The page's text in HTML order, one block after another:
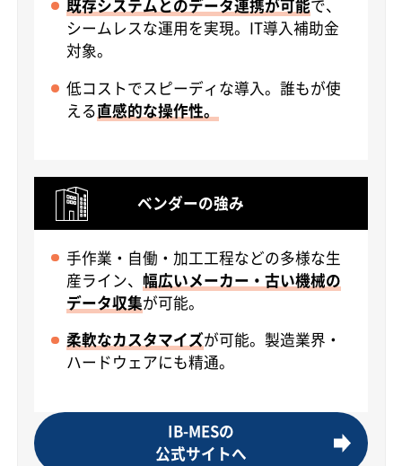
既存システムとのデータ連携が可能で、
シームレスな運用を実現。IT導入補助金
対象。
低コストでスピーディな導入。誰もが使
える直感的な操作性。
ベンダーの強み
手作業・自働・加工工程などの多様な生
産ライン、幅広いメーカー・古い機械の
データ収集が可能。
柔軟なカスタマイズが可能。製造業界・
ハードウェアにも精通。
IB-MESの
公式サイトへ